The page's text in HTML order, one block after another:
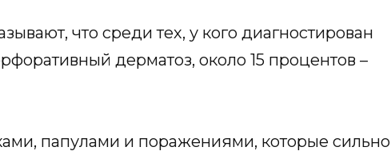
что среди тех, у кого диагностирован
дерматоз, около 15 процентов –
папулами и поражениями, которые сильно